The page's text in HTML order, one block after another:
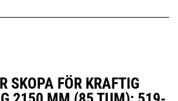
säkert låst.
SKOPA FÖR KRAFTIG